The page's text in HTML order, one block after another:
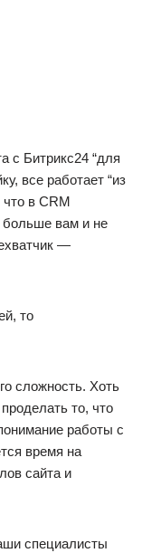
с Битрикс24 “для
все работает “из
в CRM
вам и не
—
то
сложность. Хоть
то, что
работы с
время на
сайта и
специалисты